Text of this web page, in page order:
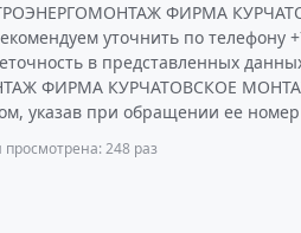
ФИРМА
уточнить по телефону
в представленных
ФИРМА КУРЧАТОВСКОЕ
указав при обращении ее
248 раз